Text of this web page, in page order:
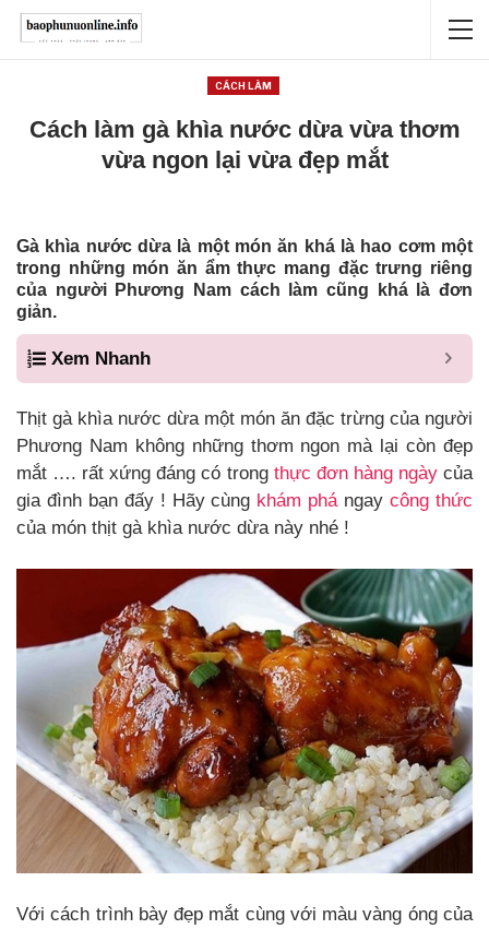
CÁCH LÀM
Cách làm gà khìa nước dừa vừa thơm
vừa ngon lại vừa đẹp mắt
Gà khìa nước dừa là một món ăn khá là hao cơm một
trong những món ăn ẩm thực mang đặc trưng riêng
của người Phương Nam cách làm cũng khá là đơn
giản.
Xem Nhanh
Thịt gà khìa nước dừa một món ăn đặc trừng của người
Phương Nam không những thơm ngon mà lại còn đẹp
mắt …. rất xứng đáng có trong thực đơn hàng ngàycủa
gia đình bạn đấy ! Hãy cùng khám phángaycông thức
của món thịt gà khìa nước dừa này nhé !
Với cách trình bày đẹp mắt cùng với màu vàng óng của